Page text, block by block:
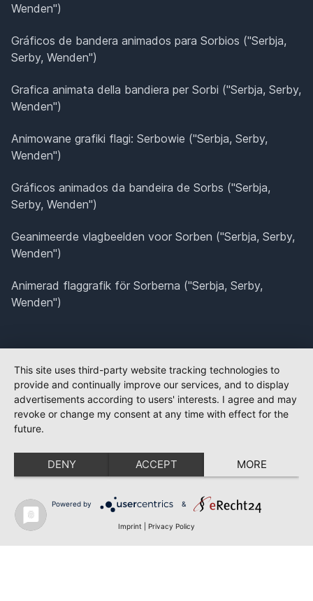
Wenden")
Gráficos de bandera animados para Sorbios ("Serbja,
Serby, Wenden")
Grafica animata della bandiera per Sorbi ("Serbja, Serby,
Wenden")
Animowane grafiki flagi: Serbowie ("Serbja, Serby,
Wenden")
Gráficos animados da bandeira de Sorbs ("Serbja,
Serby, Wenden")
Geanimeerde vlagbeelden voor Sorben ("Serbja, Serby,
Wenden")
Animerad flaggrafik för Sorberna ("Serbja, Serby,
Wenden")
This site uses third-party website tracking technologies to
provide and continually improve our services, and to display
advertisements according to users' interests. I agree and may
revoke or change my consent at any time with effect for the
future.
DENY ACCEPT MORE
Powered by &
Imprint Privacy Policy